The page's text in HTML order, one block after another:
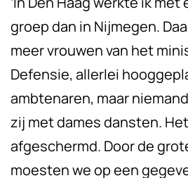
groep dan in Nijmegen.
meer vrouwen van het
Defensie, allerlei
ambtenaren, maar
zij met dames dansten.
afgeschermd. Door de
moesten we op een